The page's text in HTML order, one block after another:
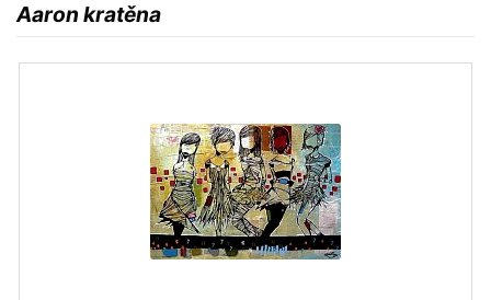
Aaron kratěna